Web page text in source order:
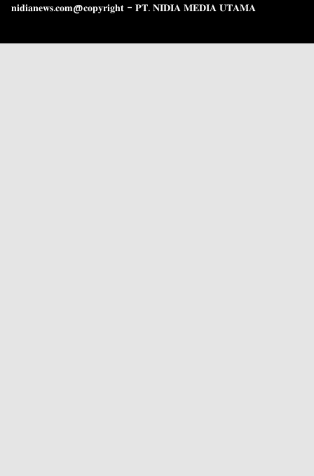
𝐧𝐢𝐝𝐢𝐚𝐧𝐞𝐰𝐬.𝐜𝐨𝐦@𝐜𝐨𝐩𝐲𝐫𝐢𝐠𝐡𝐭 - 𝐏𝐓. 𝐍𝐈𝐃𝐈𝐀 𝐌𝐄𝐃𝐈𝐀 𝐔𝐓𝐀𝐌𝐀